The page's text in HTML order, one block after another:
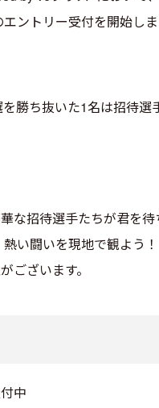
ントリー受付を開始しま
勝ち抜いた1名は招待選
な招待選手たちが君を
い闘いを現地で観よう！
ございます。
中